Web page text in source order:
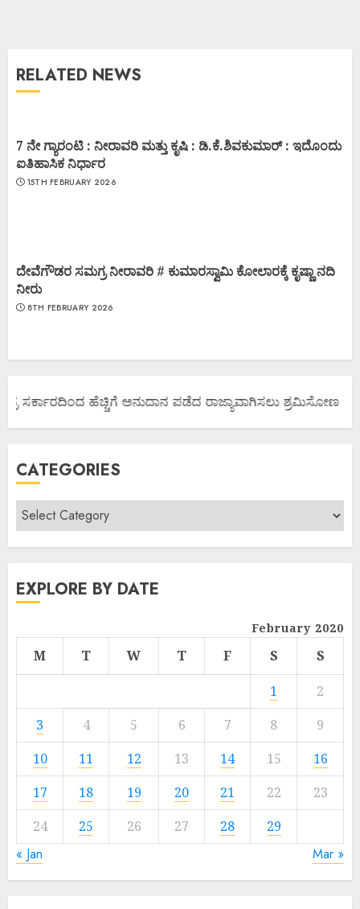
RELATED NEWS
7 ನೇ ಗ್ಯಾರಂಟಿ : ನೀರಾವರಿ ಮತ್ತು ಕೃಷಿ : ಡಿ.ಕೆ.ಶಿವಕುಮಾರ್ : ಇದೊಂದು
ಐತಿಹಾಸಿಕ ನಿರ್ಧಾರ
15TH FEBRUARY 2026
ದೇವೆಗೌಡರ ಸಮಗ್ರ ನೀರಾವರಿ # ಕುಮಾರಸ್ವಾಮಿ ಕೋಲಾರಕ್ಕೆ ಕೃಷ್ಣಾ ನದಿ
ನೀರು
8TH FEBRUARY 2026
ಸರ್ಕಾರದಿಂದ ಹೆಚ್ಚಿಗೆ ಅನುದಾನ ಪಡೆದ ರಾಜ್ಯಾವಾಗಿಸಲು ಶ್ರಮಿಸೋಣ ಬನ್ನಿ.
CATEGORIES
EXPLORE BY DATE
February 2020
M T W T F S
S
1
2
3
4 5 6 7 8
9
10
11 12 13 14 15
16
17
18 19 20 21 22
23
24
25 26 27 28 29
« Jan Mar »